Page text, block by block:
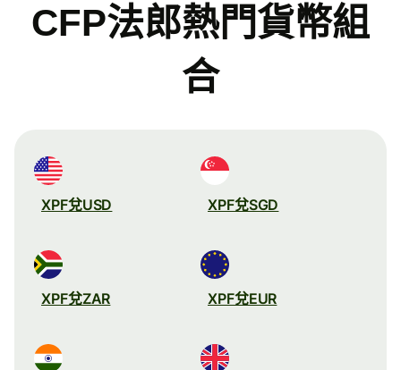
CFP法郎熱門貨幣組
合
XPF兌USD XPF兌SGD
XPF兌ZAR XPF兌EUR